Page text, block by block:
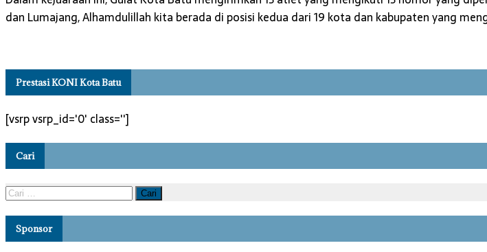
dan Lumajang, Alhamdulillah kita berada di posisi kedua dari 19 kota dan kabupaten yang
Prestasi KONI Kota Batu
[vsrp vsrp_id='0' class='']
Cari
Sponsor